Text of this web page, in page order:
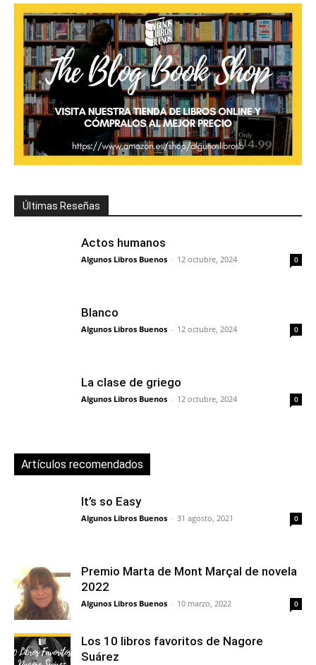
Últimas Reseñas
Actos humanos
Algunos Libros Buenos - 12 octubre, 2024 0
Blanco
Algunos Libros Buenos - 12 octubre, 2024 0
La clase de griego
Algunos Libros Buenos - 12 octubre, 2024 0
Artículos recomendados
It’s so Easy
Algunos Libros Buenos - 31 agosto, 2021 0
Premio Marta de Mont Marçal de novela
2022
Algunos Libros Buenos - 10 marzo, 2022 0
Los 10 libros favoritos de Nagore
Suárez